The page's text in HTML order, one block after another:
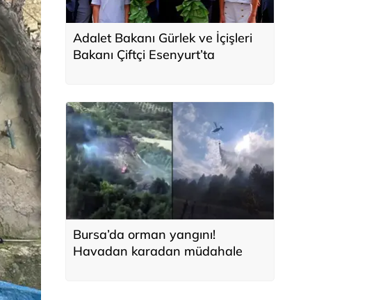
Adalet Bakanı Gürlek ve İçişleri
Bakanı Çiftçi Esenyurt’ta
Bursa’da orman yangını!
Havadan karadan müdahale